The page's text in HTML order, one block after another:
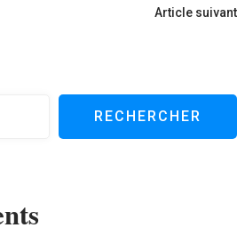
Article suivant
RECHERCHER